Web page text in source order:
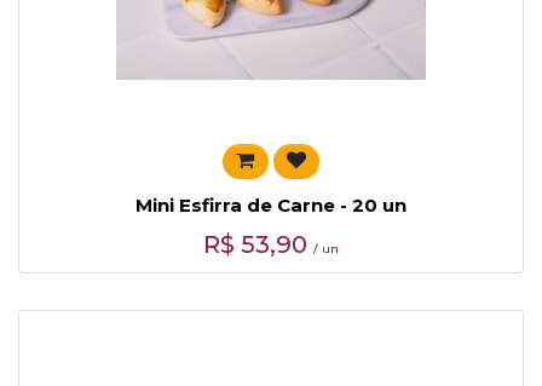
Mini Esfirra de Carne - 20 un
R$ 53,90 / un